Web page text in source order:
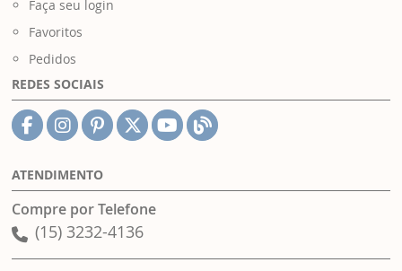
Faça seu login
Favoritos
Pedidos
REDES SOCIAIS
ATENDIMENTO
Compre por Telefone
(15) 3232-4136